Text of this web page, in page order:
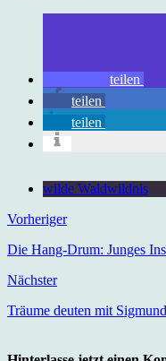
teilen
teilen
teilen
wilde Waldwildnis
Vorheriger
Die Hang-Drum: Junges
Nächster
Träume deuten mit